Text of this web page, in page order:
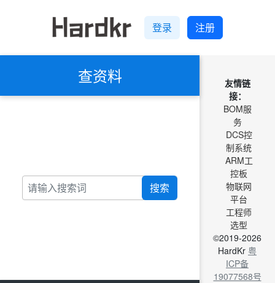
登录 注册
查资料
搜索
友情链
接：
BOM服
务
DCS控
制系统
ARM工
控板
物联网
平台
工程师
选型
©2019-2026
HardKr 粤
ICP备
19077568号